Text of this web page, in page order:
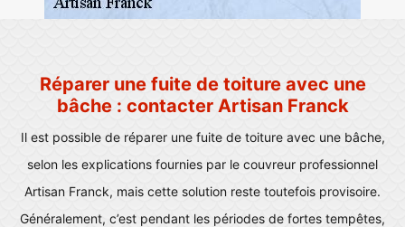
Réparer une fuite de toiture avec une
bâche : contacter Artisan Franck
Il est possible de réparer une fuite de toiture avec une bâche,
selon les explications fournies par le couvreur professionnel
Artisan Franck, mais cette solution reste toutefois provisoire.
Généralement, c’est pendant les périodes de fortes tempêtes,